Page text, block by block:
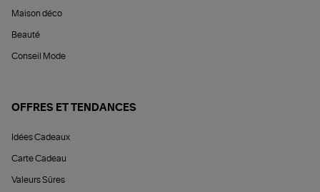
Maison déco
Beauté
Conseil Mode
OFFRES ET TENDANCES
Idées Cadeaux
Carte Cadeau
Valeurs Sûres